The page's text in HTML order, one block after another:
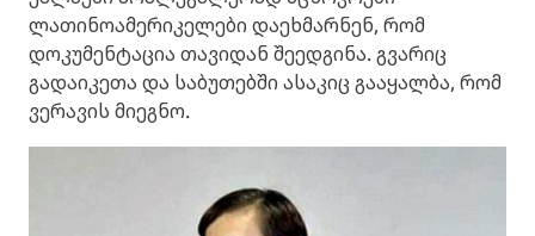
ლათინოამერიკელები დაეხმარნენ, რომ
დოკუმენტაცია თავიდან შეედგინა. გვარიც
გადაიკეთა და საბუთებში ასაკიც გააყალბა, რომ
ვერავის მიეგნო.